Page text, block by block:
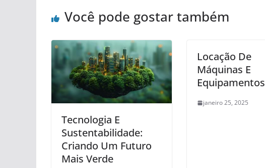
Você pode gostar também
Tecnologia E
Sustentabilidade:
Criando Um Futuro
Mais Verde
Locação De
Máquinas E
Equipamentos
janeiro 25, 2025